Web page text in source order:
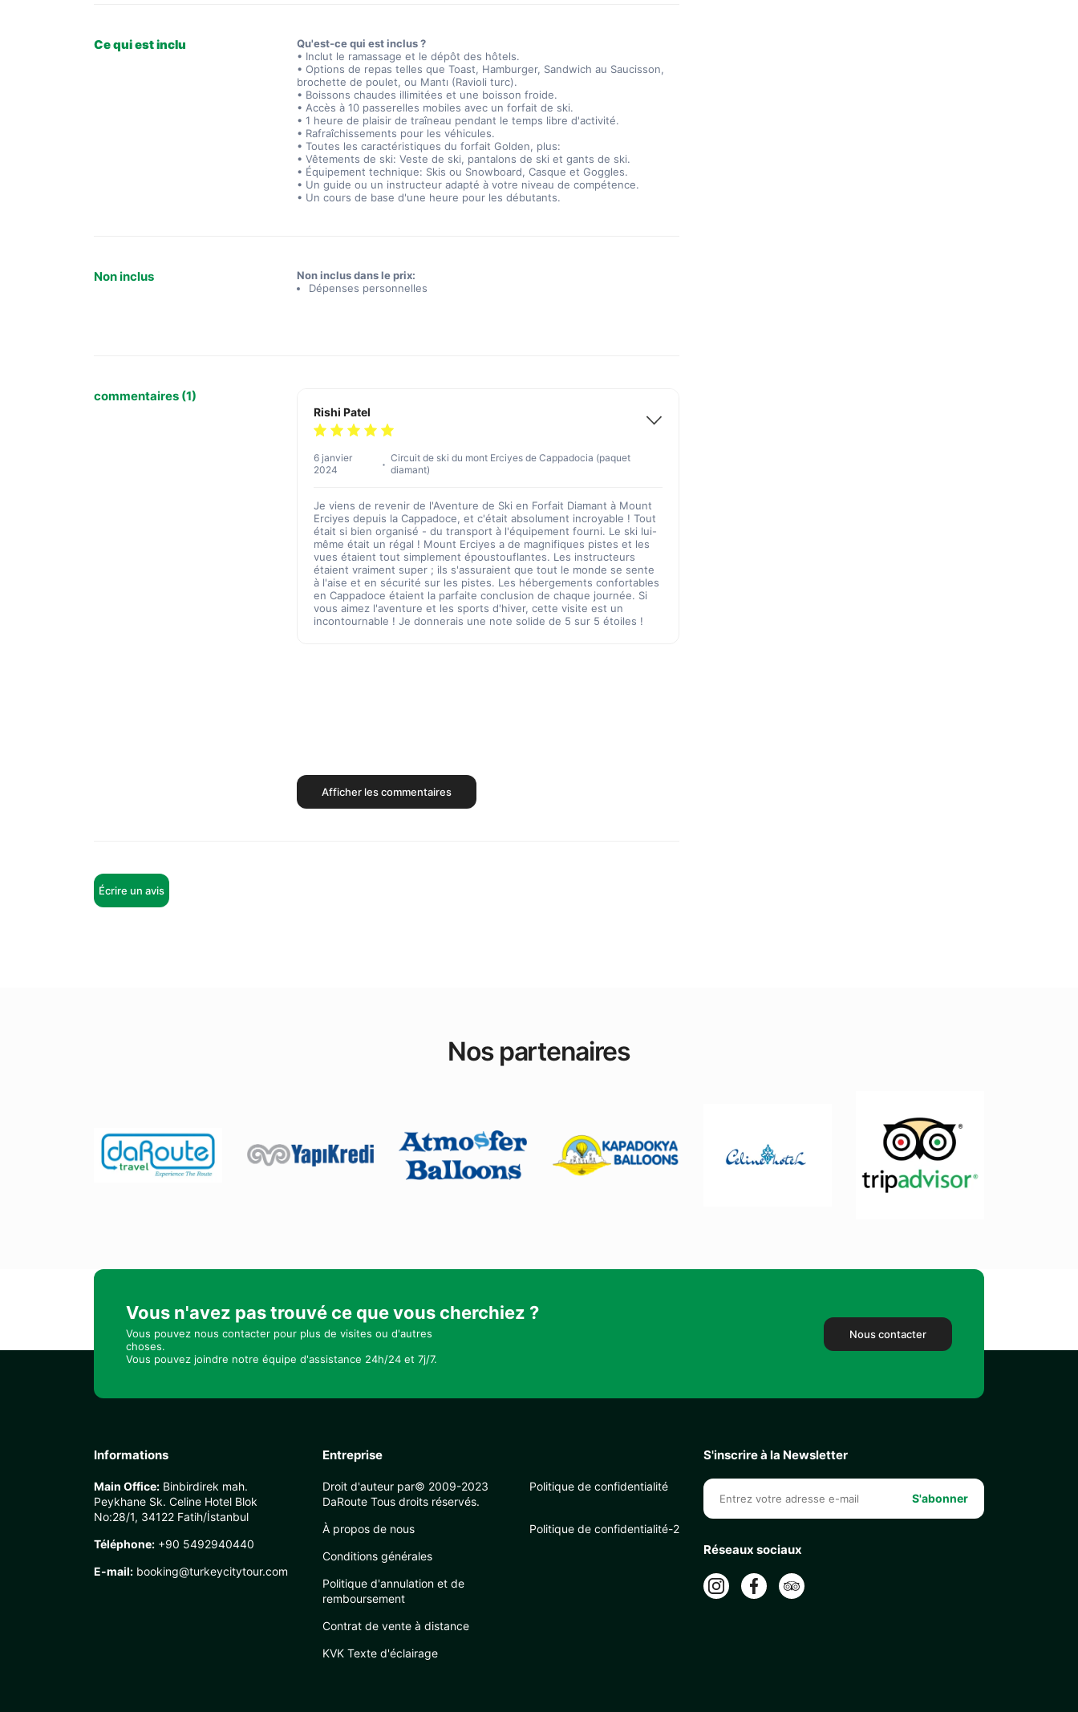
Ce qui est inclu
Qu'est-ce qui est inclus ?
• Inclut le ramassage et le dépôt des hôtels.
• Options de repas telles que Toast, Hamburger, Sandwich au Saucisson,
brochette de poulet, ou Mantı (Ravioli turc).
• Boissons chaudes illimitées et une boisson froide.
• Accès à 10 passerelles mobiles avec un forfait de ski.
• 1 heure de plaisir de traîneau pendant le temps libre d'activité.
• Rafraîchissements pour les véhicules.
• Toutes les caractéristiques du forfait Golden, plus:
• Vêtements de ski: Veste de ski, pantalons de ski et gants de ski.
• Équipement technique: Skis ou Snowboard, Casque et Goggles.
• Un guide ou un instructeur adapté à votre niveau de compétence.
• Un cours de base d'une heure pour les débutants.
Non inclus
Non inclus dans le prix:
Dépenses personnelles
commentaires (1)
Rishi Patel
6 janvier
2024
Circuit de ski du mont Erciyes de Cappadocia (paquet
diamant)
Je viens de revenir de l'Aventure de Ski en Forfait Diamant à Mount
Erciyes depuis la Cappadoce, et c'était absolument incroyable ! Tout
était si bien organisé - du transport à l'équipement fourni. Le ski lui-
même était un régal ! Mount Erciyes a de magnifiques pistes et les
vues étaient tout simplement époustouflantes. Les instructeurs
étaient vraiment super ; ils s'assuraient que tout le monde se sente
à l'aise et en sécurité sur les pistes. Les hébergements confortables
en Cappadoce étaient la parfaite conclusion de chaque journée. Si
vous aimez l'aventure et les sports d'hiver, cette visite est un
incontournable ! Je donnerais une note solide de 5 sur 5 étoiles !
Afficher les commentaires
Écrire un avis
Nos partenaires
Vous n'avez pas trouvé ce que vous cherchiez ?
Vous pouvez nous contacter pour plus de visites ou d'autres
choses.
Vous pouvez joindre notre équipe d'assistance 24h/24 et 7j/7.
Nous contacter
Informations
Main Office: Binbirdirek mah.
Peykhane Sk. Celine Hotel Blok
No:28/1, 34122 Fatih/İstanbul
Téléphone: +90 5492940440
E-mail: booking@turkeycitytour.com
Entreprise
Droit d'auteur par© 2009-2023
DaRoute Tous droits réservés.
À propos de nous
Conditions générales
Politique d'annulation et de
remboursement
Contrat de vente à distance
KVK Texte d'éclairage
Politique de confidentialité
Politique de confidentialité-2
S'inscrire à la Newsletter
S'abonner
Réseaux sociaux